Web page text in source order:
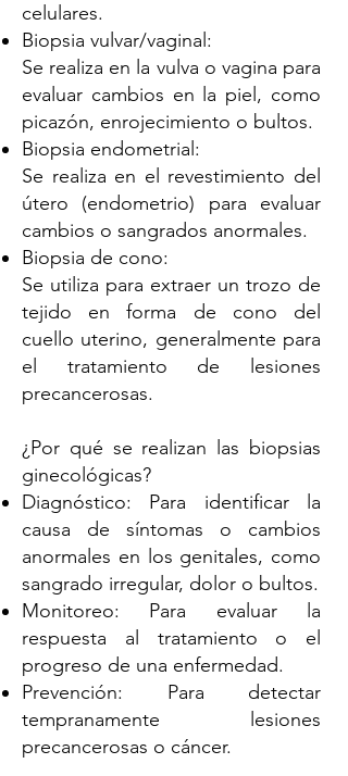
celulares.
Biopsia vulvar/vaginal:
Se realiza en la vulva o vagina para
evaluar cambios en la piel, como
picazón, enrojecimiento o bultos.
Biopsia endometrial:
Se realiza en el revestimiento del
útero (endometrio) para evaluar
cambios o sangrados anormales.
Biopsia de cono:
Se utiliza para extraer un trozo de
tejido en forma de cono del
cuello uterino, generalmente para
el tratamiento de lesiones
precancerosas.
¿Por qué se realizan las biopsias
ginecológicas?
Diagnóstico: Para identificar la
causa de síntomas o cambios
anormales en los genitales, como
sangrado irregular, dolor o bultos.
Monitoreo: Para evaluar la
respuesta al tratamiento o el
progreso de una enfermedad.
Prevención: Para detectar
tempranamente lesiones
precancerosas o cáncer.